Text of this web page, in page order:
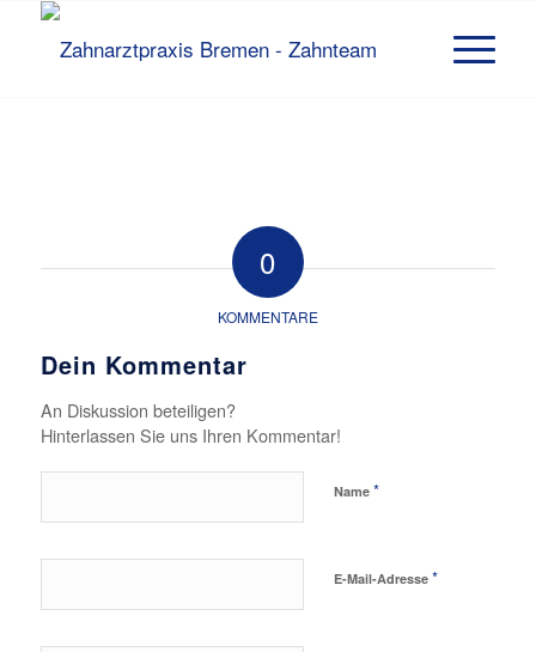
0
KOMMENTARE
Dein Kommentar
An Diskussion beteiligen?
Hinterlassen Sie uns Ihren Kommentar!
Name *
E-Mail-Adresse *